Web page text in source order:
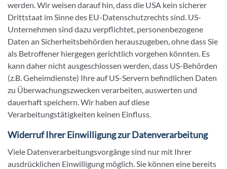
werden. Wir weisen darauf hin, dass die USA kein sicherer
Drittstaat im Sinne des EU-Datenschutzrechts sind. US-
Unternehmen sind dazu verpflichtet, personenbezogene
Daten an Sicherheitsbehörden herauszugeben, ohne dass Sie
als Betroffener hiergegen gerichtlich vorgehen könnten. Es
kann daher nicht ausgeschlossen werden, dass US-Behörden
(z.B. Geheimdienste) Ihre auf US-Servern befindlichen Daten
zu Überwachungszwecken verarbeiten, auswerten und
dauerhaft speichern. Wir haben auf diese
Verarbeitungstätigkeiten keinen Einfluss.
Widerruf Ihrer Einwilligung zur Datenverarbeitung
Viele Datenverarbeitungsvorgänge sind nur mit Ihrer
ausdrücklichen Einwilligung möglich. Sie können eine bereits